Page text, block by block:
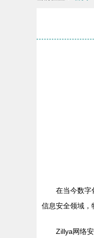
在当今数字
信息安全领域，
Zillya网络